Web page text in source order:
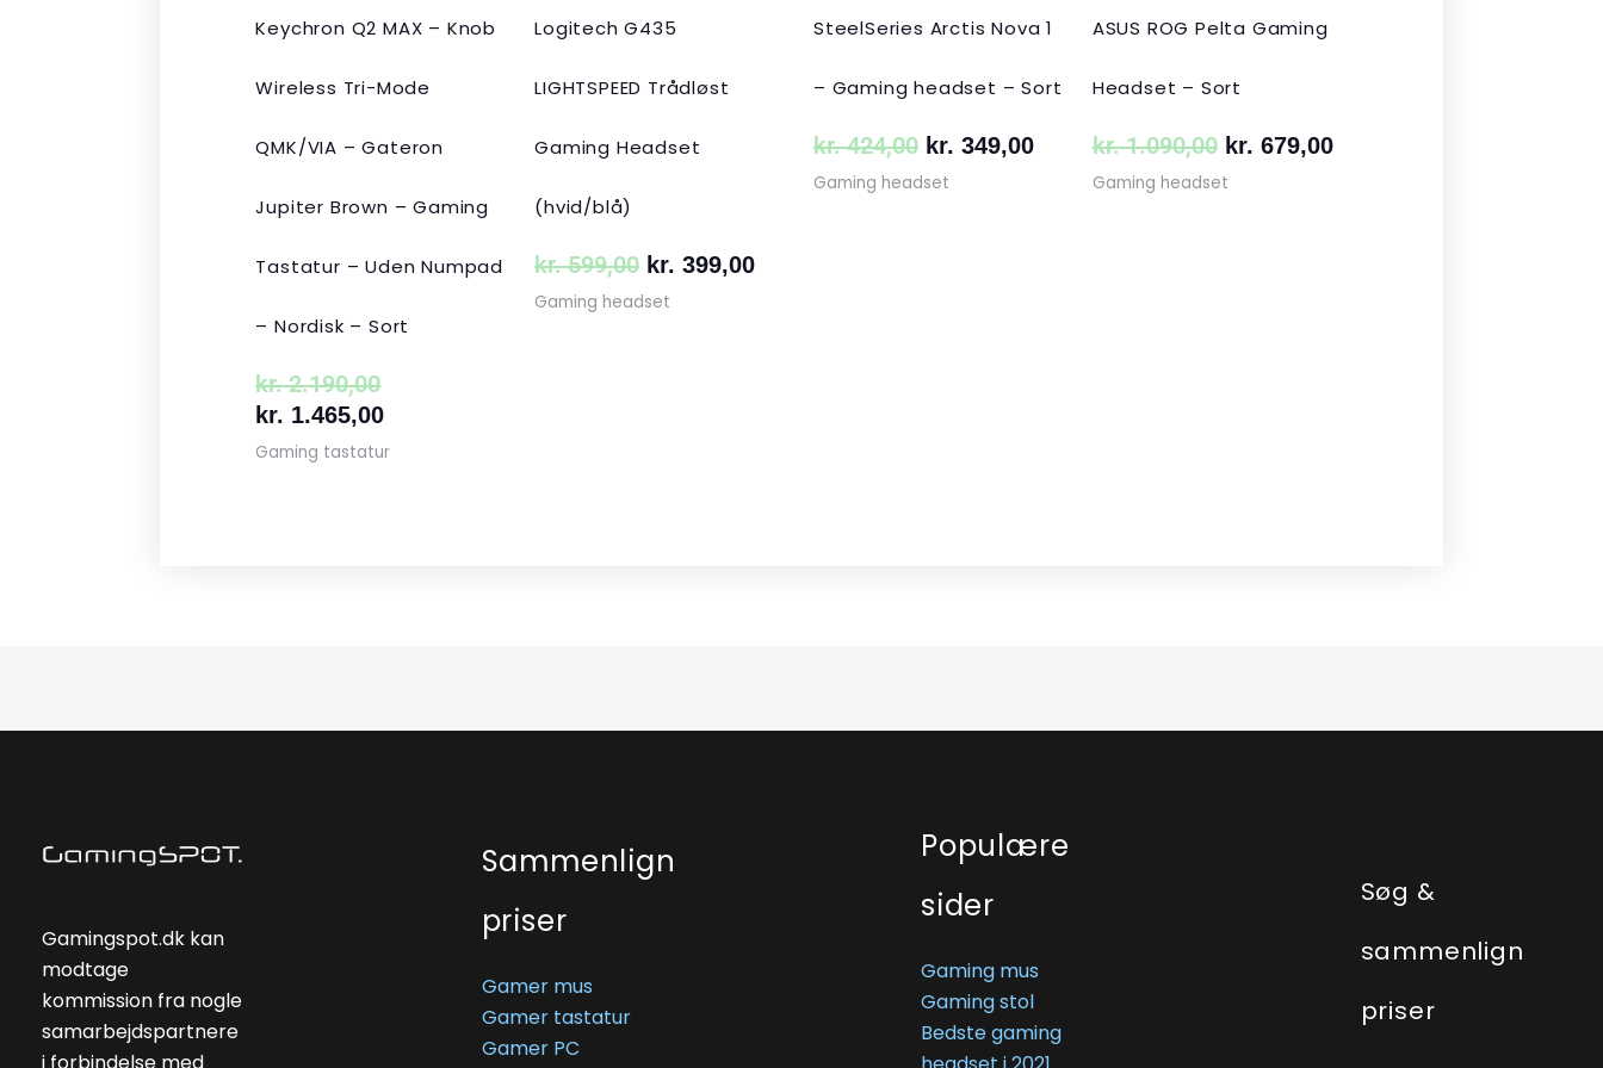
Keychron Q2 MAX – Knob
Wireless Tri-Mode
QMK/VIA – Gateron
Jupiter Brown – Gaming
Tastatur – Uden Numpad
– Nordisk – Sort
kr.2.190,00
kr. 1.465,00
Gaming tastatur
Logitech G435
LIGHTSPEED Trådløst
Gaming Headset
(hvid/blå)
kr.599,00 kr. 399,00
Gaming headset
SteelSeries Arctis Nova 1
– Gaming headset – Sort
kr.424,00 kr. 349,00
Gaming headset
ASUS ROG Pelta Gaming
Headset – Sort
kr.1.090,00 kr. 679,00
Gaming headset
Gamingspot.dk kan
modtage
kommission fra nogle
samarbejdspartnere
Sammenlign
priser
Gamer mus
Gamer tastatur
Gamer PC
Populære
sider
Gaming mus
Gaming stol
Bedste gaming
Søg &
sammenlign
priser